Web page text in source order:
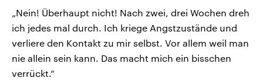
„Nein! Überhaupt nicht! Nach zwei, drei Wochen dreh
ich jedes mal durch. Ich kriege Angstzustände und
verliere den Kontakt zu mir selbst. Vor allem weil man
nie allein sein kann. Das macht mich ein bisschen
verrückt.“